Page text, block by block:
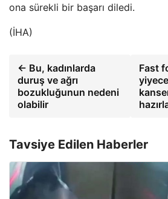
ona sürekli bir başarı diledi.
(İHA)
← Bu, kadınlarda
duruş ve ağrı
bozukluğunun nedeni
olabilir
Fast
Tavsiye Edilen Haberler